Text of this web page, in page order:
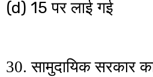
(d) 15पर लाई गई
30. सामुदायिक सरकार